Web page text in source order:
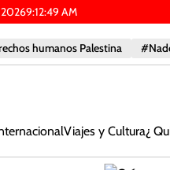
9:12:50 AM
humanos Palestina
Viajes y Cultura¿